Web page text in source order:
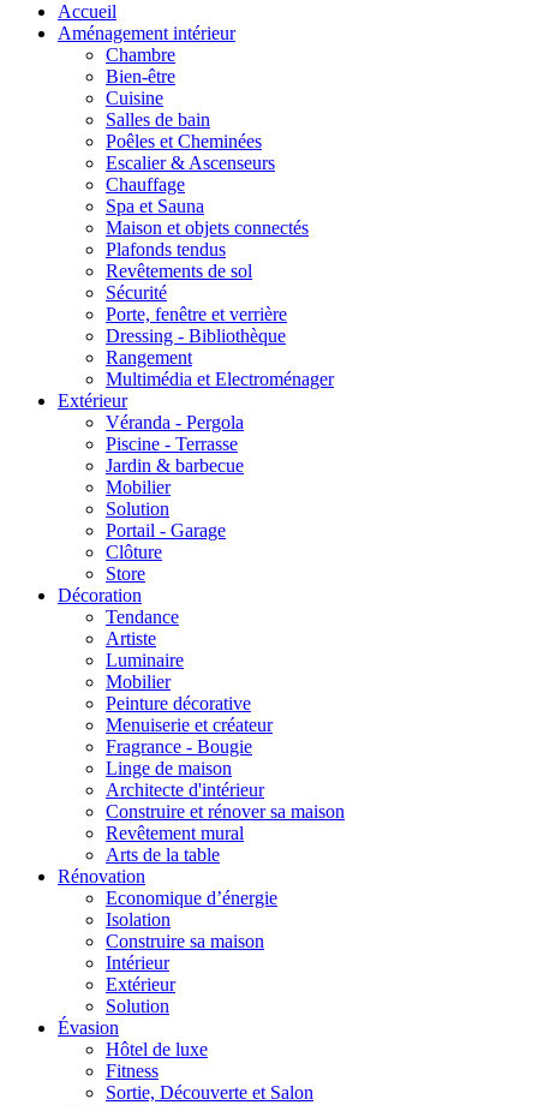
Accueil
Aménagement intérieur
Chambre
Bien-être
Cuisine
Salles de bain
Poêles et Cheminées
Escalier & Ascenseurs
Chauffage
Spa et Sauna
Maison et objets connectés
Plafonds tendus
Revêtements de sol
Sécurité
Porte, fenêtre et verrière
Dressing - Bibliothèque
Rangement
Multimédia et Electroménager
Extérieur
Véranda - Pergola
Piscine - Terrasse
Jardin & barbecue
Mobilier
Solution
Portail - Garage
Clôture
Store
Décoration
Tendance
Artiste
Luminaire
Mobilier
Peinture décorative
Menuiserie et créateur
Fragrance - Bougie
Linge de maison
Architecte d'intérieur
Construire et rénover sa maison
Revêtement mural
Arts de la table
Rénovation
Economique d’énergie
Isolation
Construire sa maison
Intérieur
Extérieur
Solution
Évasion
Hôtel de luxe
Fitness
Sortie, Découverte et Salon